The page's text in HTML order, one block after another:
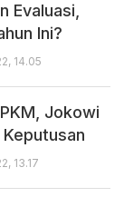
Evaluasi,
Ini?
14.05
Jokowi
13.17